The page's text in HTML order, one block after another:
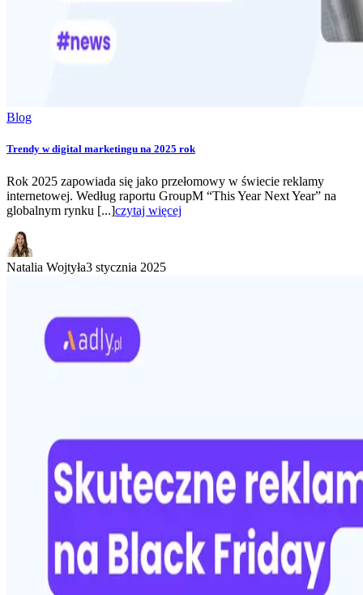
Blog
Trendy w digital marketingu na 2025 rok
Rok 2025 zapowiada się jako przełomowy w świecie reklamy
internetowej. Według raportu GroupM “This Year Next Year” na
globalnym rynku [...]czytaj więcej
Natalia Wojtyła3 stycznia 2025